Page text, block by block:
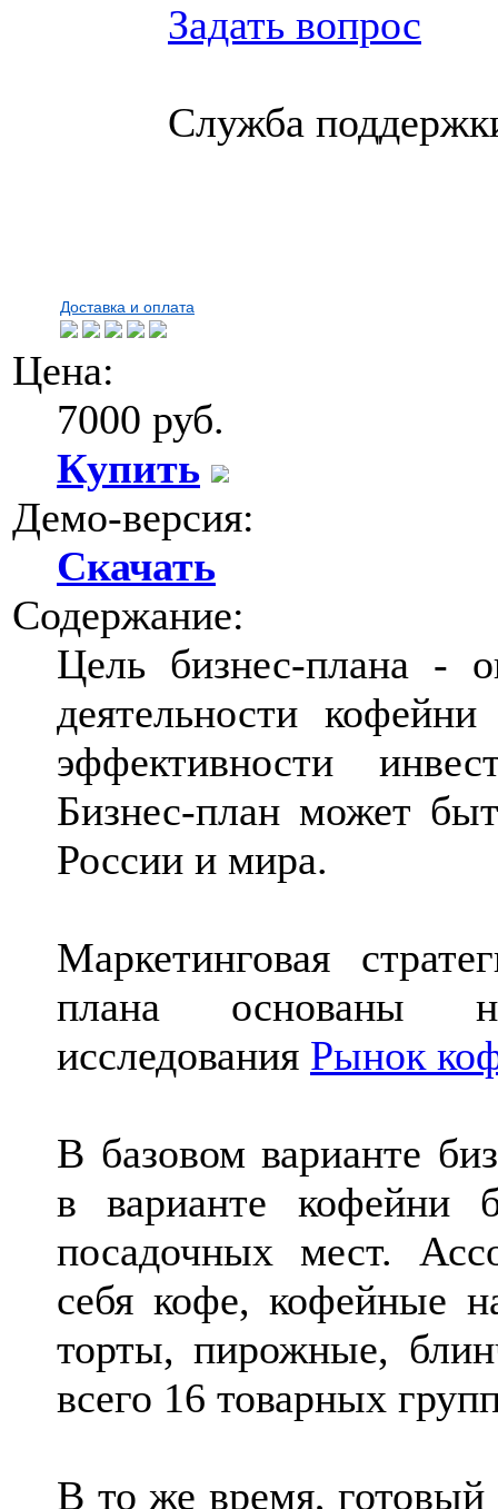
Задать вопрос
Служба
Доставка и оплата
Цена:
7000 руб.
Купить
Демо-версия:
Скачать
Содержание:
Цель бизнес-плана -
деятельности
эффективности
Бизнес-план может
России и мира.
Маркетинговая
плана основаны
исследования Рынок
В базовом варианте
в варианте кофейни
посадочных мест.
себя кофе, кофейные
торты, пирожные,
всего 16 товарных
В то же время, готовый